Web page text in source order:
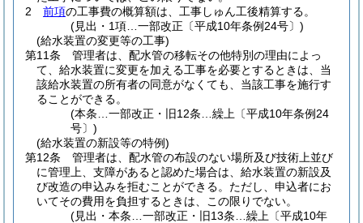
2
前項の工事費の概算額は、工事しゅん工後精算する。
(見出・1項…一部改正〔平成10年条例24号〕)
(給水装置の変更等の工事)
第11条
管理者は、配水管の移転その他特別の理由によっ
て、給水装置に変更を加える工事を必要とするときは、当
該給水装置の所有者の同意がなくても、当該工事を施行す
ることができる。
(本条…一部改正・旧12条…繰上〔平成10年条例24
号〕)
(給水装置の新設等の特例)
第12条
管理者は、配水管の布設のない場所及び技術上並び
に管理上、支障があると認めた場合は、給水装置の新設及
び改造の申込みを拒むことができる。 ただし、申込者にお
いてその費用を負担するときは、この限りでない。
(見出・本条…一部改正・旧13条…繰上〔平成10年